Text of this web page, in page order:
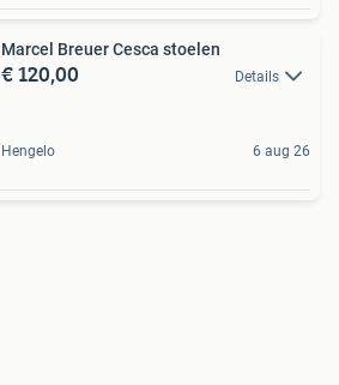
Marcel Breuer Cesca stoelen
€ 120,00 Details
Hengelo 6 aug 26